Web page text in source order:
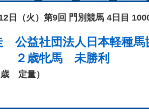
日（火） 第9回 門別競馬 4日目
公益社団法人日本軽種馬
２歳牝馬 未勝利
歳 定量）